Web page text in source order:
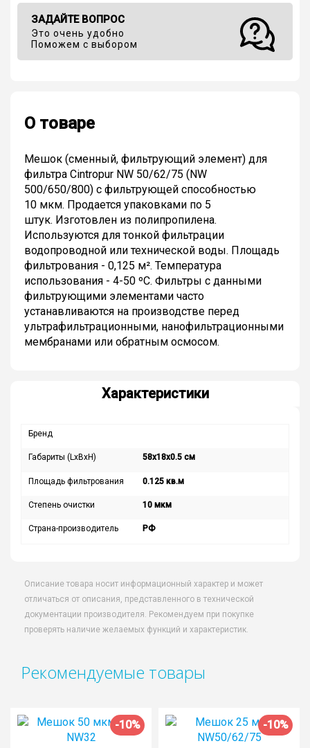
ЗАДАЙТЕ ВОПРОС
Это очень удобно
Поможем с выбором
О товаре
Мешок (сменный, фильтрующий элемент) для
фильтра Cintropur NW 50/62/75 (NW
500/650/800) с фильтрующей способностью
10 мкм. Продается упаковками по 5
штук. Изготовлен из полипропилена.
Используются для тонкой фильтрации
водопроводной или технической воды. Площадь
фильтрования - 0,125 м². Температура
использования - 4-50 ºС. Фильтры с данными
фильтрующими элементами часто
устанавливаются на производстве перед
ультрафильтрационными, нанофильтрационными
мембранами или обратным осмосом.
Характеристики
Бренд
Габариты (LxBxH) 58x18x0.5 см
Площадь фильтрования 0.125 кв.м
Степень очистки 10 мкм
Страна-производитель РФ
Описание товара носит информационный характер и может
отличаться от описания, представленного в технической
документации производителя. Рекомендуем при покупке
проверять наличие желаемых функций и характеристик.
Рекомендуемые товары
-10% -10%